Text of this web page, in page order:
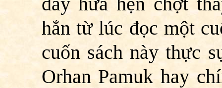
hẳn từ lúc đọc một
cuốn sách này thực
Orhan Pamuk hay